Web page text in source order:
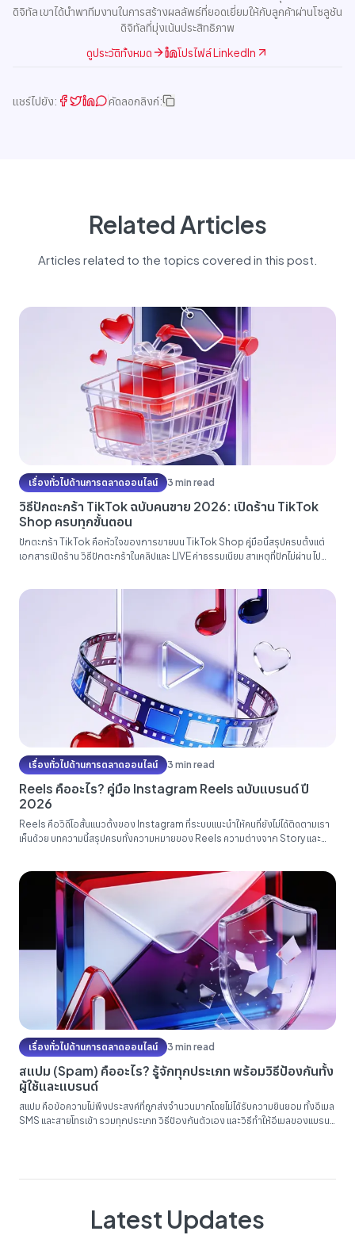
ดิจิทัล เขาได้นำพาทีมงานในการสร้างผลลัพธ์ที่ยอดเยี่ยมให้กับลูกค้าผ่านโซลูชัน
ดิจิทัลที่มุ่งเน้นประสิทธิภาพ
ดูประวัติทั้งหมด
โปรไฟล์ LinkedIn
แชร์ไปยัง: คัดลอกลิงก์:
Related Articles
Articles related to the topics covered in this post.
เรื่องทั่วไปด้านการตลาดออนไลน์ 3 min read
วิธีปักตะกร้า TikTok ฉบับคนขาย 2026: เปิดร้าน TikTok
Shop ครบทุกขั้นตอน
ปักตะกร้า TikTok คือหัวใจของการขายบน TikTok Shop คู่มือนี้สรุปครบตั้งแต่
เอกสารเปิดร้าน วิธีปักตะกร้าในคลิปและ LIVE ค่าธรรมเนียม สาเหตุที่ปักไม่ผ่าน ไป
เรื่องทั่วไปด้านการตลาดออนไลน์ 3 min read
Reels คืออะไร? คู่มือ Instagram Reels ฉบับแบรนด์ ปี
2026
Reels คือวิดีโอสั้นแนวตั้งของ Instagram ที่ระบบแนะนำให้คนที่ยังไม่ได้ติดตามเรา
เห็นด้วย บทความนี้สรุปครบทั้งความหมายของ Reels ความต่างจาก Story และ
เรื่องทั่วไปด้านการตลาดออนไลน์ 3 min read
สแปม (Spam) คืออะไร? รู้จักทุกประเภท พร้อมวิธีป้องกันทั้ง
ผู้ใช้และแบรนด์
สแปม คือข้อความไม่พึงประสงค์ที่ถูกส่งจำนวนมากโดยไม่ได้รับความยินยอม ทั้งอีเมล
SMS และสายโทรเข้า รวมทุกประเภท วิธีป้องกันตัวเอง และวิธีทำให้อีเมลของแบรนด์
Latest Updates